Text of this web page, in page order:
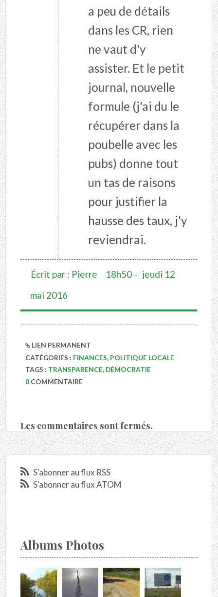
S'abonner au flux RSS
S'abonner au flux ATOM
Albums Photos
a peu de détails
dans les CR, rien
ne vaut d'y
assister. Et le petit
journal, nouvelle
formule (j'ai du le
récupérer dans la
poubelle avec les
pubs) donne tout
un tas de raisons
pour justifier la
hausse des taux, j'y
reviendrai.
Écrit par : Pierre 18h50 - jeudi 12
mai 2016
LIEN PERMANENT
CATÉGORIES : FINANCES, POLITIQUE LOCALE
TAGS : TRANSPARENCE, DÉMOCRATIE
0 COMMENTAIRE
Les commentaires sont fermés.